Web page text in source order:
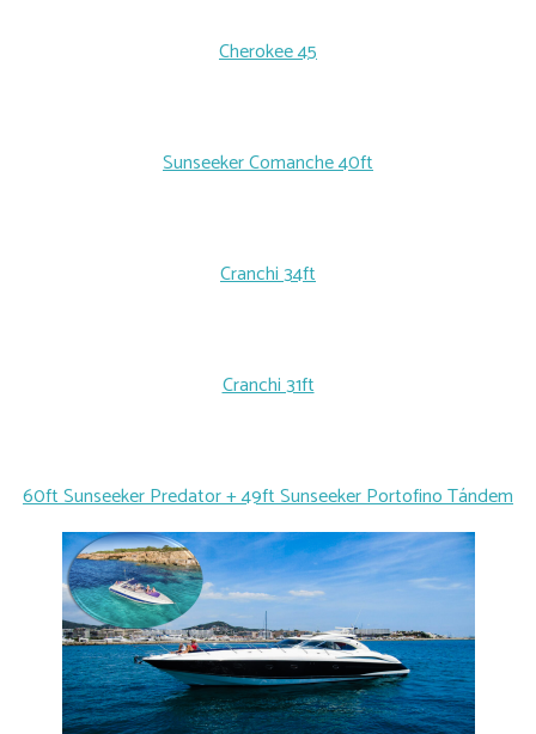
Cherokee 45
Sunseeker Comanche 40ft
Cranchi 34ft
Cranchi 31ft
60ft Sunseeker Predator + 49ft Sunseeker Portofino Tándem